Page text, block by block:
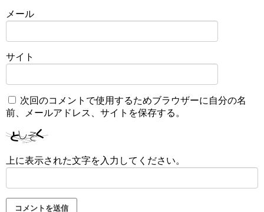
メール
サイト
次回のコメントで使用するためブラウザーに自分の名
前、メールアドレス、サイトを保存する。
上に表示された文字を入力してください。